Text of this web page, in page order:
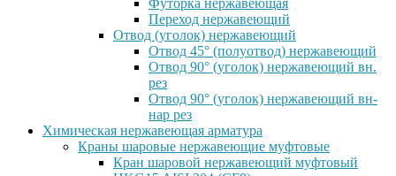
Футорка нержавеющая
Переход нержавеющий
Отвод (уголок) нержавеющий
Отвод 45° (полуотвод) нержавеющий
Отвод 90° (уголок) нержавеющий вн.
рез
Отвод 90° (уголок) нержавеющий вн-
нар рез
Химическая нержавеющая арматура
Краны шаровые нержавеющие муфтовые
Кран шаровой нержавеющий муфтовый